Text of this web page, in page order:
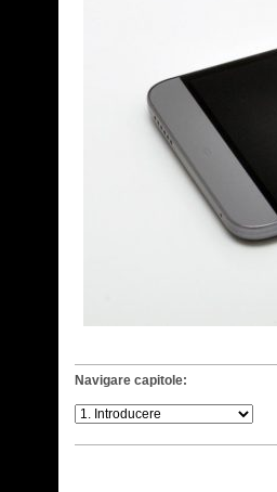
Navigare capitole: